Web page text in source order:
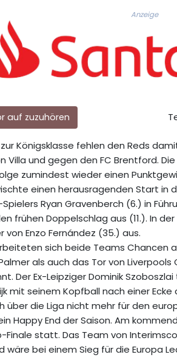
Anzeige
auf zuzuhören
Königsklasse fehlen den Reds
Villa und gegen den FC Brentford.
zumindest wieder einen
einen herausragenden Start in
Ryan Gravenberch (6.) in
frühen Doppelschlag aus (11.). In
Enzo Fernández (35.) aus.
sich beide Teams Chancen
als auch das Tor von
Der Ex-Leipziger Dominik
mit seinem Kopfball nach einer Ecke
über die Liga nicht mehr für den
Happy End der Saison. Am
Finale statt. Das Team von
wäre bei einem Sieg für die Europa